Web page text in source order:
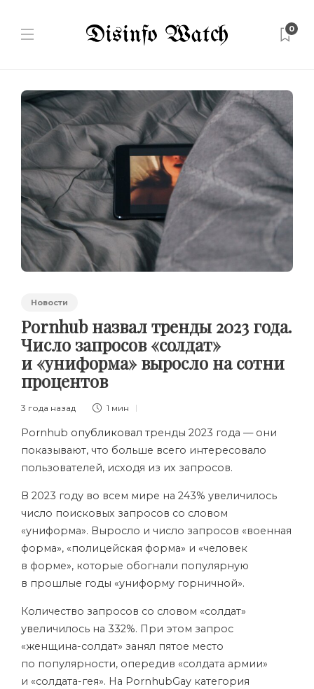
0
Новости
Pornhub назвал тренды 2023 года.
Число запросов «солдат»
и «униформа» выросло на сотни
процентов
3 года назад 1 мин
Pornhub опубликовал тренды 2023 года — они
показывают, что больше всего интересовало
пользователей, исходя из их запросов.
В 2023 году во всем мире на 243% увеличилось
число поисковых запросов со словом
«униформа». Выросло и число запросов «военная
форма», «полицейская форма» и «человек
в форме», которые обогнали популярную
в прошлые годы «униформу горничной».
Количество запросов со словом «солдат»
увеличилось на 332%. При этом запрос
«женщина-солдат» занял пятое место
по популярности, опередив «солдата армии»
и «солдата-гея». На PornhubGay категория